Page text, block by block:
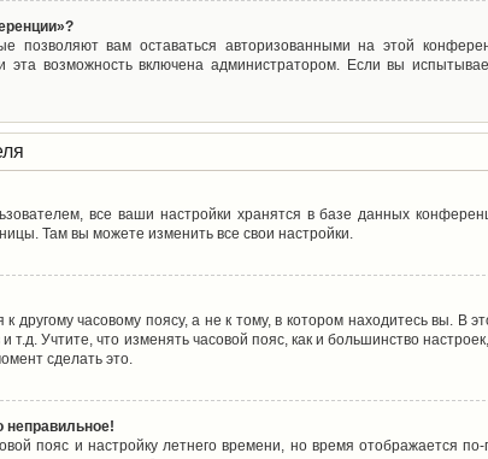
позволяют вам оставаться авторизованными на этой
эта возможность включена администратором. Если вы
все ваши настройки хранятся в базе данных
Там вы можете изменить все свои настройки.
другому часовому поясу, а не к тому, в котором находитесь вы. В
т.д. Учтите, что изменять часовой пояс, как и большинство
сделать это.
неправильное!
пояс и настройку летнего времени, но время отображается